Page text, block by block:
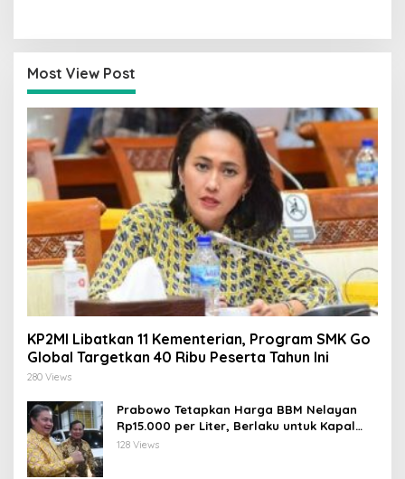
Most View Post
KP2MI Libatkan 11 Kementerian, Program SMK Go
Global Targetkan 40 Ribu Peserta Tahun Ini
280 Views
Prabowo Tetapkan Harga BBM Nelayan
Rp15.000 per Liter, Berlaku untuk Kapal
30-200 GT
128 Views